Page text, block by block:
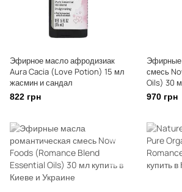
Эфирное масло афродизиак
Aura Cacia (Love Potion) 15 мл
жасмин и сандал
822 грн
Эфирные
смесь
Oils) 30
970 грн